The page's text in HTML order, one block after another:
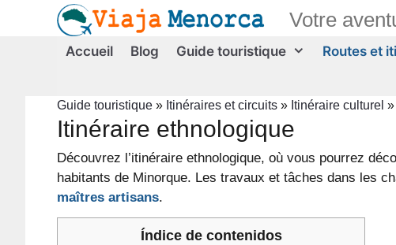
Votre
Accueil Blog Guide touristique Routes et
Guide touristique » Itinéraires et circuits » Itinéraire culturel »
Itinéraire ethnologique
Découvrez l’itinéraire ethnologique, où vous pourrez
habitants de Minorque. Les travaux et tâches dans les
maîtres artisans.
Índice de contenidos